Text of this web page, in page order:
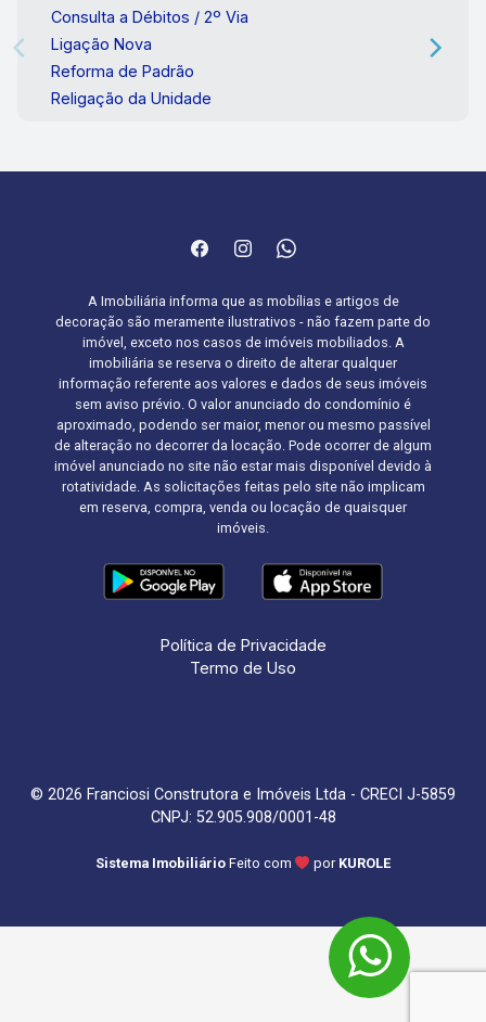
Consulta a Débitos / 2º Via
Ligação Nova
Reforma de Padrão
Religação da Unidade
A Imobiliária informa que as mobílias e artigos de
decoração são meramente ilustrativos - não fazem parte do
imóvel, exceto nos casos de imóveis mobiliados. A
imobiliária se reserva o direito de alterar qualquer
informação referente aos valores e dados de seus imóveis
sem aviso prévio. O valor anunciado do condomínio é
aproximado, podendo ser maior, menor ou mesmo passível
de alteração no decorrer da locação. Pode ocorrer de algum
imóvel anunciado no site não estar mais disponível devido à
rotatividade. As solicitações feitas pelo site não implicam
em reserva, compra, venda ou locação de quaisquer
imóveis.
Política de Privacidade
Termo de Uso
© 2026 Franciosi Construtora e Imóveis Ltda - CRECI J-5859
CNPJ: 52.905.908/0001-48
Sistema Imobiliário Feito com por KUROLE